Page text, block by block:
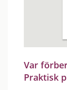
Var
Praktisk